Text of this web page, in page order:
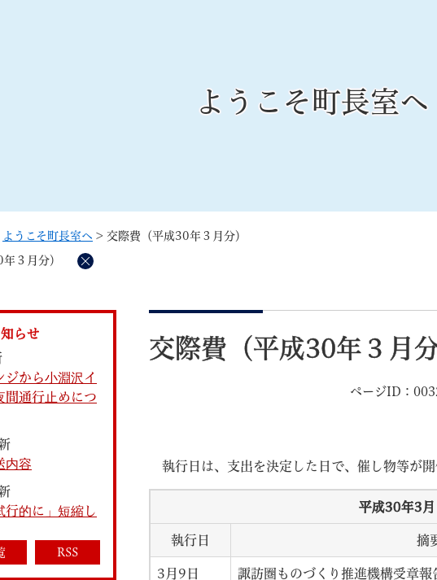
すべて ページ PDF 記事ID検
しごと・町づくり
組織で探す
引越し・住まい 就職
ようこそ町長室へ
ようこそ町長室へ > 交際費（平成30年３月分）
３月分）
削
文
交際費（平成30年３月
ページID：
執行日は、支出を決定した日で、催し物等が
平成30年3
執行日 摘
3月9日 諏訪圏ものづくり推進機構受章
らせ
から小淵沢イ
間通行止めにつ
内容
行的に」短縮し
RSS